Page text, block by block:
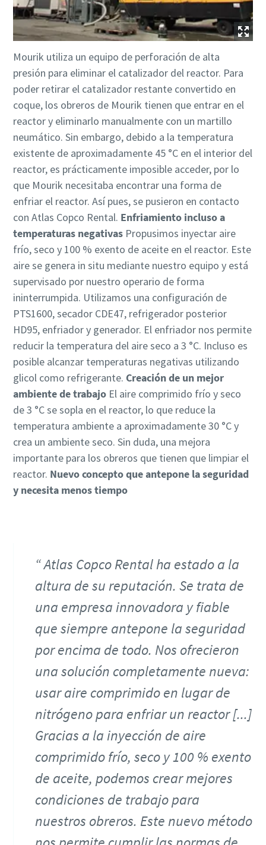
Mourik utiliza un equipo de perforación de alta
presión para eliminar el catalizador del reactor. Para
poder retirar el catalizador restante convertido en
coque, los obreros de Mourik tienen que entrar en el
reactor y eliminarlo manualmente con un martillo
neumático. Sin embargo, debido a la temperatura
existente de aproximadamente 45 °C en el interior del
reactor, es prácticamente imposible acceder, por lo
que Mourik necesitaba encontrar una forma de
enfriar el reactor. Así pues, se pusieron en contacto
con Atlas Copco Rental. Enfriamiento incluso a
temperaturas negativasPropusimos inyectar aire
frío, seco y 100 % exento de aceite en el reactor. Este
aire se genera in situ mediante nuestro equipo y está
supervisado por nuestro operario de forma
ininterrumpida. Utilizamos una configuración de
PTS1600, secador CDE47, refrigerador posterior
HD95, enfriador y generador. El enfriador nos permite
reducir la temperatura del aire seco a 3 °C. Incluso es
posible alcanzar temperaturas negativas utilizando
glicol como refrigerante. Creación de un mejor
ambiente de trabajoEl aire comprimido frío y seco
de 3 °C se sopla en el reactor, lo que reduce la
temperatura ambiente a aproximadamente 30 °C y
crea un ambiente seco. Sin duda, una mejora
importante para los obreros que tienen que limpiar el
reactor. Nuevo concepto que antepone la seguridad
y necesita menos tiempo
Atlas Copco Rental ha estado a la
altura de su reputación. Se trata de
una empresa innovadora y fiable
que siempre antepone la seguridad
por encima de todo. Nos ofrecieron
una solución completamente nueva:
usar aire comprimido en lugar de
nitrógeno para enfriar un reactor [...]
Gracias a la inyección de aire
comprimido frío, seco y 100 % exento
de aceite, podemos crear mejores
condiciones de trabajo para
nuestros obreros. Este nuevo método